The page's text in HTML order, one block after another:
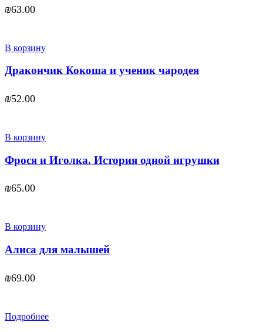
₪63.00
В корзину
Дракончик Кокоша и ученик чародея
₪52.00
В корзину
Фрося и Иголка. История одной игрушки
₪65.00
В корзину
Алиса для малышей
₪69.00
Подробнее